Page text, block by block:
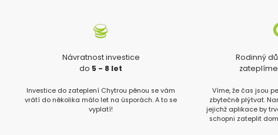
Návratnost investice
do 5 - 8 let
Investice do zateplení Chytrou pěnou se vám
vrátí do několika málo let na úsporách. A to se
vyplatí!
Rodinný
zateplíme
Víme, že čas jsou
zbytečně plýtvat.
jejichž aplikace by
schopni zateplit